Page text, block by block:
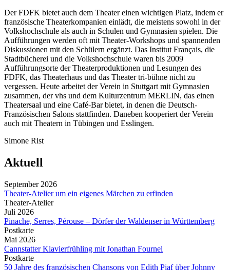
Der FDFK bietet auch dem Theater einen wichtigen Platz, indem er
französische Theaterkompanien einlädt, die meistens sowohl in der
Volkshochschule als auch in Schulen und Gymnasien spielen. Die
Aufführungen werden oft mit Theater-Workshops und spannenden
Diskussionen mit den Schülern ergänzt. Das Institut Français, die
Stadtbücherei und die Volkshochschule waren bis 2009
Aufführungsorte der Theaterproduktionen und Lesungen des
FDFK, das Theaterhaus und das Theater tri-bühne nicht zu
vergessen. Heute arbeitet der Verein in Stuttgart mit Gymnasien
zusammen, der vhs und dem Kulturzentrum MERLIN, das einen
Theatersaal und eine Café-Bar bietet, in denen die Deutsch-
Französischen Salons stattfinden. Daneben kooperiert der Verein
auch mit Theatern in Tübingen und Esslingen.
Simone Rist
Aktuell
September 2026
Theater-Atelier um ein eigenes Märchen zu erfinden
Theater-Atelier
Juli 2026
Pinache, Serres, Pérouse – Dörfer der Waldenser in Württemberg
Postkarte
Mai 2026
Cannstatter Klavierfrühling mit Jonathan Fournel
Postkarte
50 Jahre des französischen Chansons von Edith Piaf über Johnny